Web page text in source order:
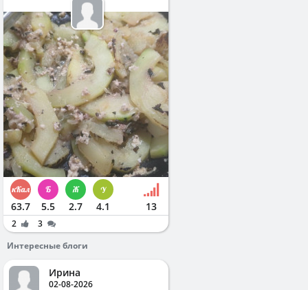
63.7 5.5 2.7 4.1 13
2
3
Интересные блоги
Ирина
02-08-2026